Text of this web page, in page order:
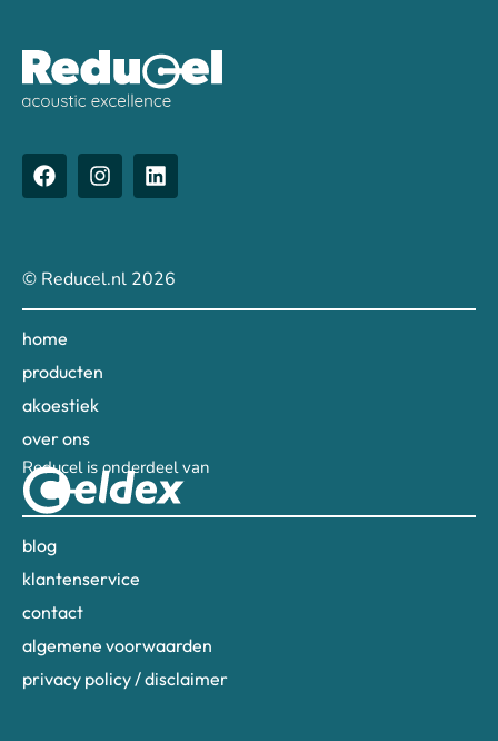
© Reducel.nl 2026
home
producten
akoestiek
over ons
Reducel is onderdeel van
blog
klantenservice
contact
algemene voorwaarden
privacy policy / disclaimer